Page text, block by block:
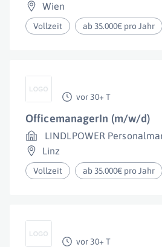
Wien
Vollzeit ab 35.000€ pro Jahr
vor 30+ T
OfficemanagerIn (m/w/d)
LINDLPOWER
Linz
Vollzeit ab 35.000€ pro Jahr
vor 30+ T